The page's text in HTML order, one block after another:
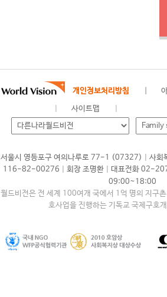
개인정보처리방침
사이트맵
서울시 영등포구 여의나루로 77-1 (07327) 사회
116-82-00276
회장 조명환 대표전화 02-
09:00~18:00
월드비전은 전 세계 100여개 국에서 1억 명의 지구
호사업을 진행하는 기독교 국제구호